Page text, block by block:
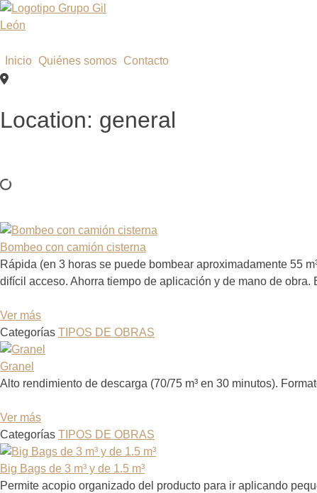
Saltar
al
Inicio Quiénes somos Contacto
Location: general
Bombeo con camión cisterna
Rápida (en 3 horas se puede bombear aproximadamente 55
difícil acceso. Ahorra tiempo de aplicación y de mano de
Ver más
Categorías TIPOS DE OBRAS
Granel
Alto rendimiento de descarga (70/75 m³ en 30 minutos).
Ver más
Categorías TIPOS DE OBRAS
Big Bags de 3 m³ y de 1.5 m³
Permite acopio organizado del producto para ir aplicando